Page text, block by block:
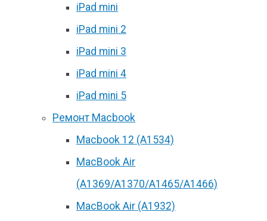
iPad mini
iPad mini 2
iPad mini 3
iPad mini 4
iPad mini 5
Ремонт Macbook
Macbook 12 (А1534)
MacBook Air
(A1369/A1370/A1465/A1466)
MacBook Air (A1932)